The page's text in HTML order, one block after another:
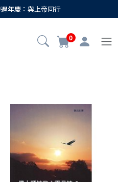
年慶：與上帝同行
0